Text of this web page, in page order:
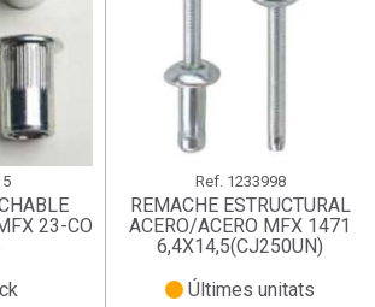
23-CO
Ref. 1233998
REMACHE ESTRUCTURAL
ACERO/ACERO MFX 1471
6,4X14,5(CJ250UN)
Últimes unitats